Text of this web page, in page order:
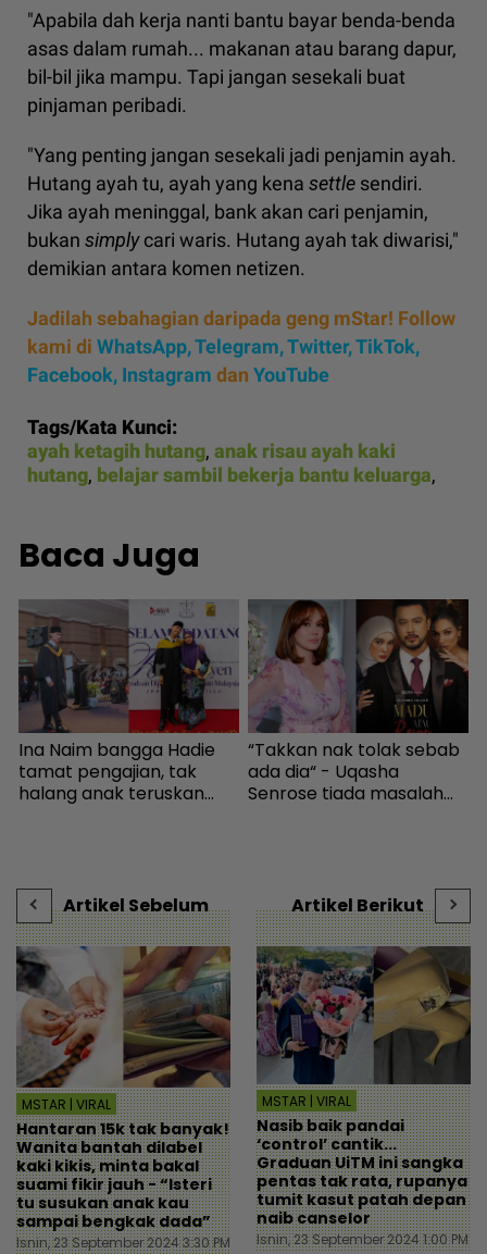
"Apabila dah kerja nanti bantu bayar benda-benda
asas dalam rumah... makanan atau barang dapur,
bil-bil jika mampu. Tapi jangan sesekali buat
pinjaman peribadi.
"Yang penting jangan sesekali jadi penjamin ayah.
Hutang ayah tu, ayah yang kena settle sendiri.
Jika ayah meninggal, bank akan cari penjamin,
bukan simplycari waris. Hutang ayah tak diwarisi,"
demikian antara komen netizen.
Jadilah sebahagian daripada geng mStar! Follow
kami di WhatsApp,Telegram,Twitter,TikTok,
Facebook, Instagram dan YouTube
Tags/Kata Kunci:
ayah ketagih hutang, anak risau ayah kaki
hutang, belajar sambil bekerja bantu keluarga,
Baca Juga
Ina Naim bangga Hadie
tamat pengajian, tak
halang anak teruskan
“Takkan nak tolak sebab
ada dia“ - Uqasha
Senrose tiada masalah
Artikel Sebelum
MSTAR | VIRAL
Hantaran 15k tak banyak!
Wanita bantah dilabel
kaki kikis, minta bakal
suami fikir jauh - “Isteri
tu susukan anak kau
sampai bengkak dada”
Isnin, 23 September 2024 3:30 PM
Artikel Berikut
MSTAR | VIRAL
Nasib baik pandai
‘control’ cantik...
Graduan UiTM ini sangka
pentas tak rata, rupanya
tumit kasut patah depan
naib canselor
Isnin, 23 September 2024 1:00 PM